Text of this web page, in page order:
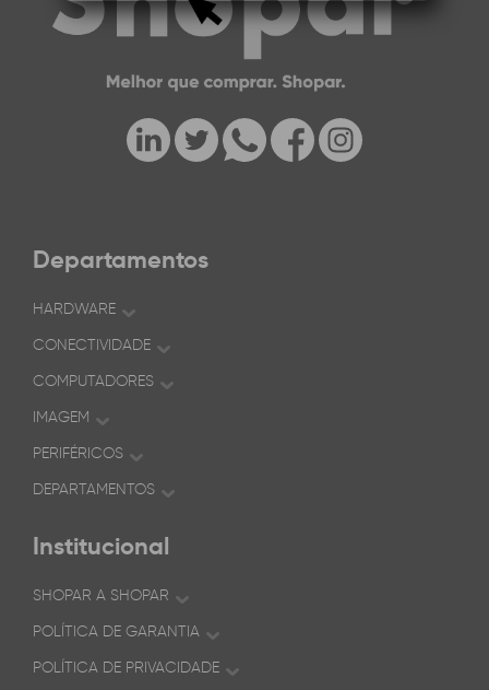
Departamentos
HARDWARE
CONECTIVIDADE
COMPUTADORES
IMAGEM
PERIFÉRICOS
DEPARTAMENTOS
Institucional
SHOPAR A SHOPAR
POLÍTICA DE GARANTIA
POLÍTICA DE PRIVACIDADE